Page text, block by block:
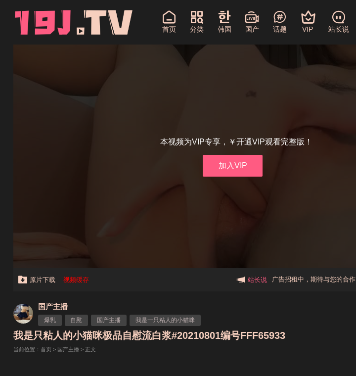
首页 分类 韩国 国产 话题 VIP 站长说
本视频为VIP专享，￥开通VIP观看完整版！
加入VIP
原片下载 视频缓存 站长说 广告招租中，期待与您的合作
国产主播
爆乳 自慰 国产主播 我是一只粘人的小猫咪
我是只粘人的小猫咪极品自慰流白浆#20210801编号FFF65933
当前位置： 首页 > 国产主播 > 正文